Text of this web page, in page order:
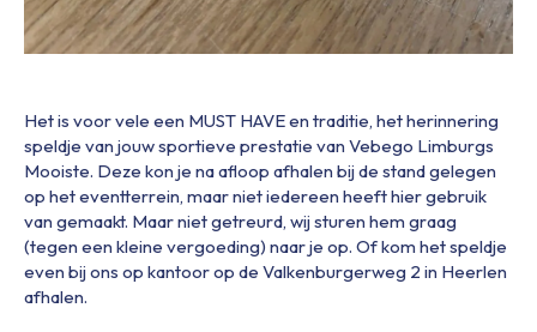
Het is voor vele een MUST HAVE en traditie, het herinnering
speldje van jouw sportieve prestatie van Vebego Limburgs
Mooiste. Deze kon je na afloop afhalen bij de stand gelegen
op het eventterrein, maar niet iedereen heeft hier gebruik
van gemaakt. Maar niet getreurd, wij sturen hem graag
(tegen een kleine vergoeding) naar je op. Of kom het speldje
even bij ons op kantoor op de Valkenburgerweg 2 in Heerlen
afhalen.